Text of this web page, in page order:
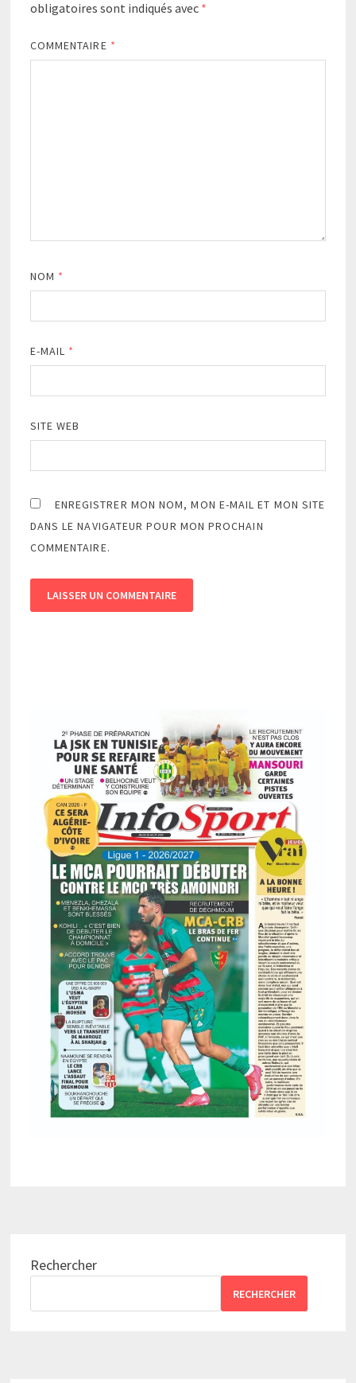
obligatoires sont indiqués avec *
COMMENTAIRE *
NOM *
E-MAIL *
SITE WEB
ENREGISTRER MON NOM, MON E-MAIL ET MON SITE
DANS LE NAVIGATEUR POUR MON PROCHAIN
COMMENTAIRE.
Rechercher
RECHERCHER